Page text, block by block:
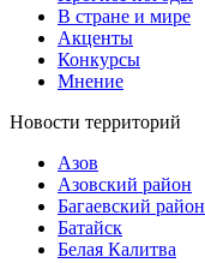
В стране и мире
Акценты
Конкурсы
Мнение
Новости территорий
Азов
Азовский район
Багаевский район
Батайск
Белая Калитва